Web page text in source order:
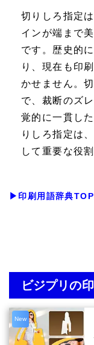
切りしろ指定
インが端まで
です。歴史的
り、現在も印
かせません。
で、裁断のズ
覚的に一貫し
りしろ指定は
して重要な役
▶印刷用語辞典
ビジプリの
New